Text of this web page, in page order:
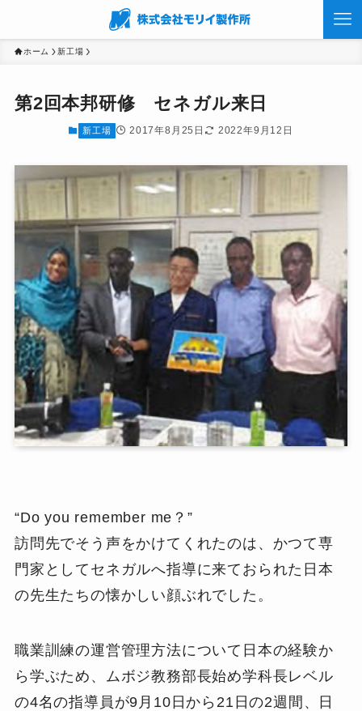
ホーム 新工場
第2回本邦研修 セネガル来日
新工場 2017年8月25日 2022年9月12日
“Do you remember me？”
訪問先でそう声をかけてくれたのは、かつて専
門家としてセネガルへ指導に来ておられた日本
の先生たちの懐かしい顔ぶれでした。
職業訓練の運営管理方法について日本の経験か
ら学ぶため、ムボジ教務部長始め学科長レベル
の4名の指導員が9月10日から21日の2週間、日